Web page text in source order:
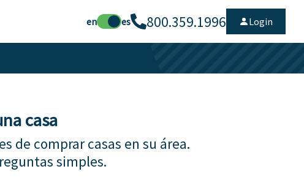
en es 800.359.1996 Login
casa
de comprar casas en su área.
simples.